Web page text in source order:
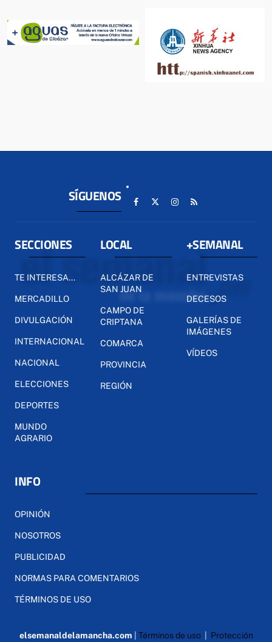
SÍGUENOS
SECCIONES
TE INTERESA...
MERCADILLO
DIVULGACIÓN
INTERNACIONAL
NACIONAL
ELECCIONES
DEPORTES
MUNDO
AGRARIO
LOCAL
ALCÁZAR DE
SAN JUAN
CAMPO DE
CRIPTANA
COMARCA
PROVINCIA
REGIÓN
+SEMANAL
ENTREVISTAS
DECESOS
GALERÍAS DE
IMÁGENES
VÍDEOS
INFO
OPINIÓN
NOSOTROS
PUBLICIDAD
NORMAS PARA COMENTARIOS
TÉRMINOS DE USO
elsemanaldelamancha.com Términos de uso| Protección